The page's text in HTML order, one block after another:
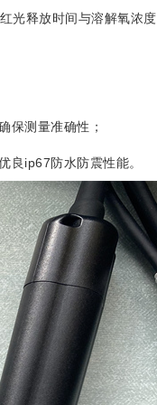
光释放时间与溶解氧浓
测量准确性；
ip67防水防震性能。